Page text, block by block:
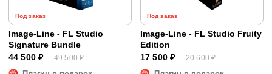
Под заказ
Image-Line - FL Studio
Signature Bundle
44 500 ₽
49 500 ₽
Под заказ
Image-Line - FL Studio Fruity
Edition
17 500 ₽
20 600 ₽